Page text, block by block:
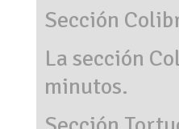
Sección
La sección
minutos.